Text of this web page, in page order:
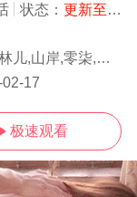
状态： 更新至16集
森瑟夫,庞欣怡,良生,香凝,一舟,韩雨泽,南屿,盛典,巽辰
17
 极速观看